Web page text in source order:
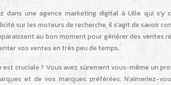
dans une agence marketing digital à Lille qui s’y
sur les moteurs de recherche, il s’agit de savoir
au bon moment pour générer des ventes
vos ventes en très peu de temps.
cruciale ? Vous avez sûrement vous-même un
et de vos marques préférées. N’aimeriez-